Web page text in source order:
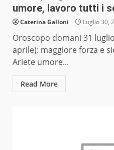
umore, lavoro tutti i
Caterina Galloni Luglio 30,
Oroscopo domani 31
aprile): maggiore forza e
Ariete umore...
Read More